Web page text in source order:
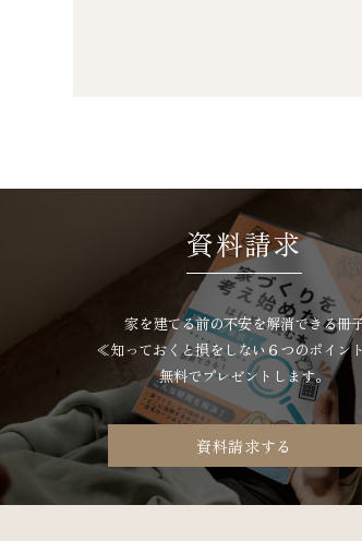
資料請求
家を建てる前の不安を解消できる冊
≪知っておくと損をしない６つのポイン
無料でプレゼントします。
資料請求する